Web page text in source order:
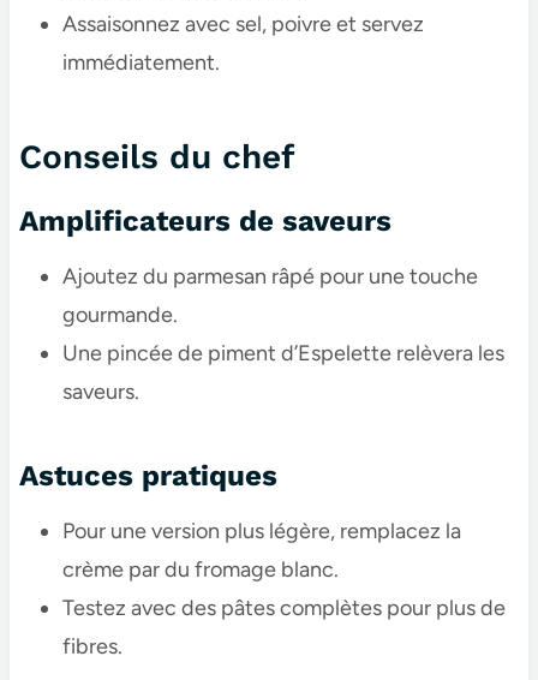
Assaisonnez avec sel, poivre et servez
immédiatement.
Conseils du chef
Amplificateurs de saveurs
Ajoutez du parmesan râpé pour une touche
gourmande.
Une pincée de piment d’Espelette relèvera les
saveurs.
Astuces pratiques
Pour une version plus légère, remplacez la
crème par du fromage blanc.
Testez avec des pâtes complètes pour plus de
fibres.